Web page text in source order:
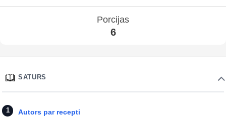
Porcijas
6
SATURS
Autors par recepti